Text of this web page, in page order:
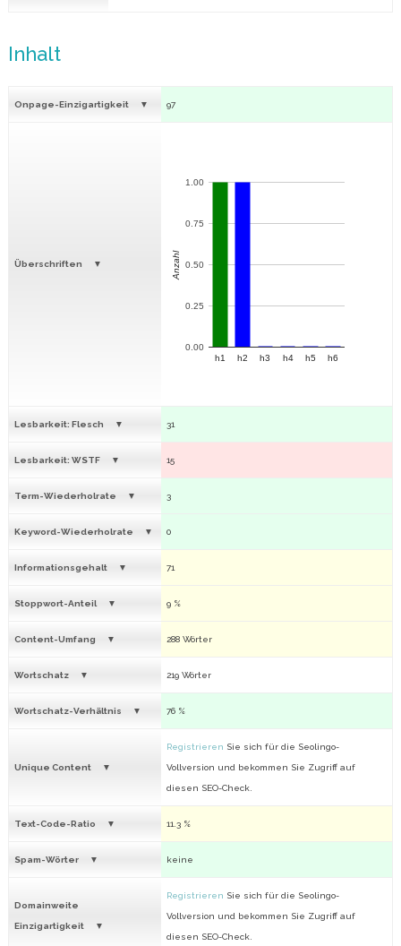
Inhalt
Onpage-Einzigartigkeit 97
Überschriften
h1 h2 h3 h4 h5 h6
0.00
0.25
0.50
0.75
1.00
Anzahl
Lesbarkeit: Flesch 31
Lesbarkeit: WSTF 15
Term-Wiederholrate 3
Keyword-Wiederholrate 0
Informationsgehalt 71
Stoppwort-Anteil 9 %
Content-Umfang 288 Wörter
Wortschatz 219 Wörter
Wortschatz-Verhältnis 76 %
Unique Content
Registrieren Sie sich für die Seolingo-
Vollversion und bekommen Sie Zugriff auf
diesen SEO-Check.
Text-Code-Ratio 11.3 %
Spam-Wörter keine
Domainweite
Einzigartigkeit
Registrieren Sie sich für die Seolingo-
Vollversion und bekommen Sie Zugriff auf
diesen SEO-Check.